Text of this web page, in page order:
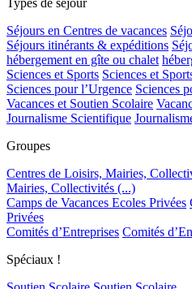
Types de séjour
Séjours en Centres de vacances
Séjours itinérants & expéditions
hébergement en gîte ou chalet
Sciences et Sports Sciences et
Sciences pour l’Urgence Sciences
Vacances et Soutien Scolaire
Journalisme Scientifique
Groupes
Centres de Loisirs, Mairies,
Mairies, Collectivités (...)
Camps de Vacances Ecoles Privées
Privées
Comités d’Entreprises Comités
Spéciaux !